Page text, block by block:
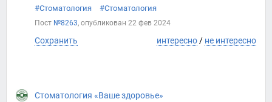
#Стоматология #Стоматология
Пост №8263, опубликован 22 фев 2024
Сохранить интересно/ не интересно
Стоматология «Ваше здоровье»